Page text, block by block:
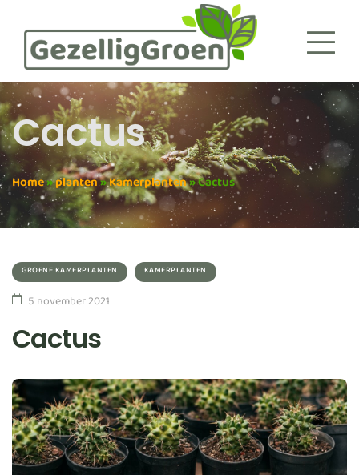
Cactus
Home»planten»Kamerplanten»Cactus
GROENE KAMERPLANTEN KAMERPLANTEN
5 november 2021
Cactus